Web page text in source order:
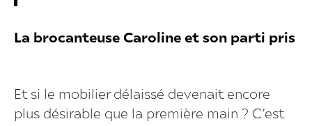
La brocanteuse Caroline et son parti pris
Et si le mobilier délaissé devenait encore
plus désirable que la première main ? C’est